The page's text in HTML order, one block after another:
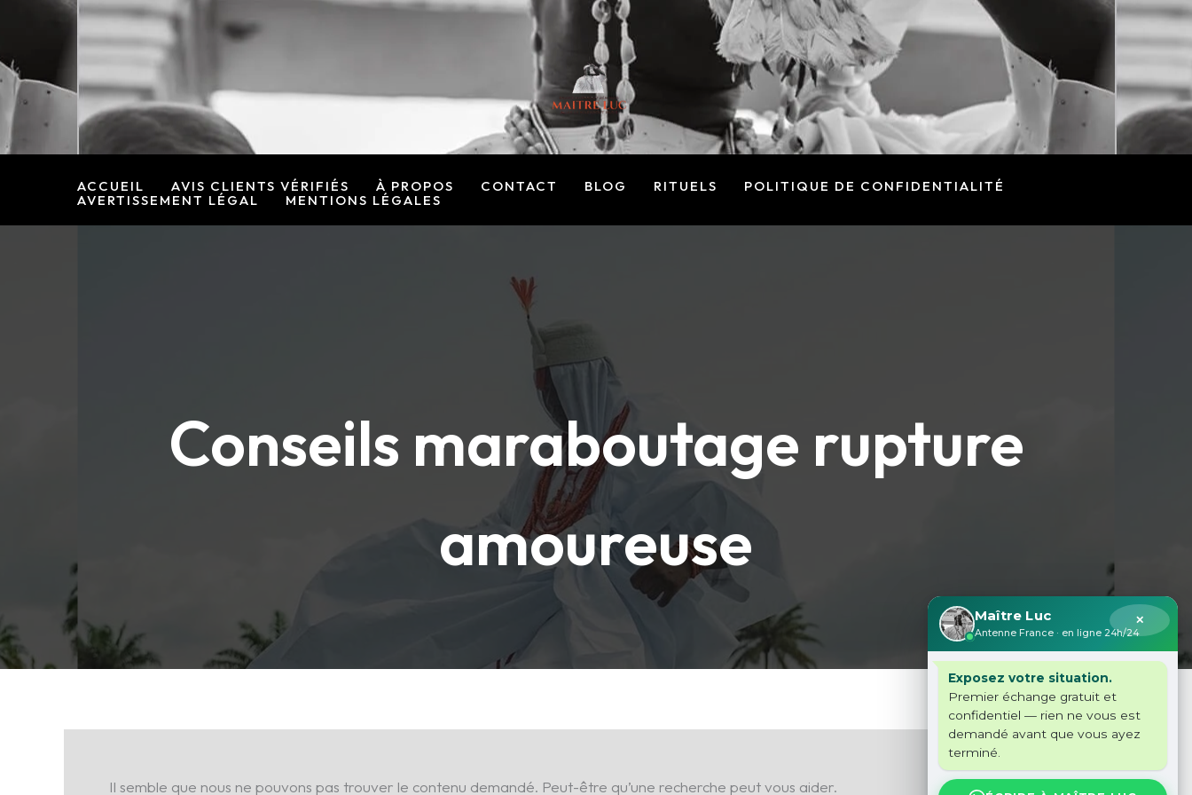
contenu
ACCUEIL AVIS CLIENTS VÉRIFIÉS À PROPOS CONTACT BLOG RITUELS
POLITIQUE DE CONFIDENTIALITÉ
AVERTISSEMENT LÉGAL
MENTIONS LÉGALES
Conseils maraboutage rupture
amoureuse
Il semble que nous ne pouvons pas trouver le contenu demandé. Peut-être qu’une recherche peut vous aider.
Rechercher :
✕
Maître Luc
Antenne France · en ligne 24h/24
Exposez votre situation.
Premier échange gratuit et
confidentiel — rien ne vous est
demandé avant que vous ayez
terminé.